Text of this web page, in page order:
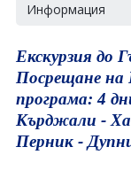
Информация
Екскурзия до
Посрещане на
програма: 4
Кърджали -
Перник -